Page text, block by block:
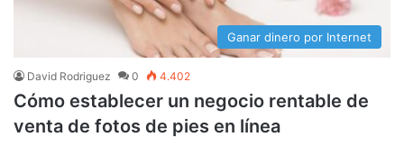
Ganar dinero por Internet
David Rodriguez 0 4.402
Cómo establecer un negocio rentable de
venta de fotos de pies en línea